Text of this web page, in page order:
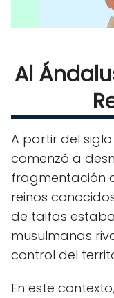
Al
A partir del
comenzó a
fragmentación
reinos
de taifas
musulmanas
control del
En este